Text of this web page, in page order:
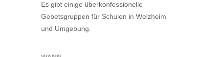
Es gibt einige überkonfessionelle
Gebetsgruppen für Schulen in Welzheim
und Umgebung.